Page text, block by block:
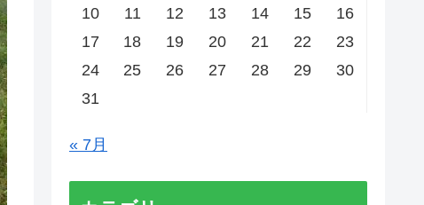
10
11 12 13 14 15
16
17
18 19 20 21 22
23
24
25 26 27 28 29
30
31
« 7月